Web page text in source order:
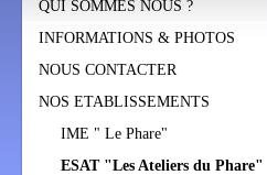
QUI SOMMES NOUS ?
INFORMATIONS & PHOTOS
NOUS CONTACTER
NOS ETABLISSEMENTS
IME " Le Phare"
ESAT "Les Ateliers du Phare"